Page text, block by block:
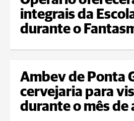
integrais da
durante o
Ambev de Ponta
cervejaria para
durante o mês de